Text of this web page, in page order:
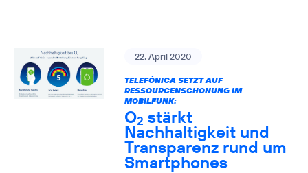
22. April 2020
TELEFÓNICA SETZT AUF
RESSOURCENSCHONUNG IM
MOBILFUNK:
O2 stärkt
Nachhaltigkeit und
Transparenz rund um
Smartphones